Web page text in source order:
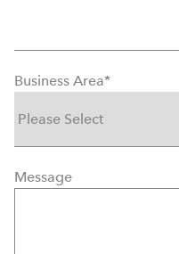
Business Area*
Message